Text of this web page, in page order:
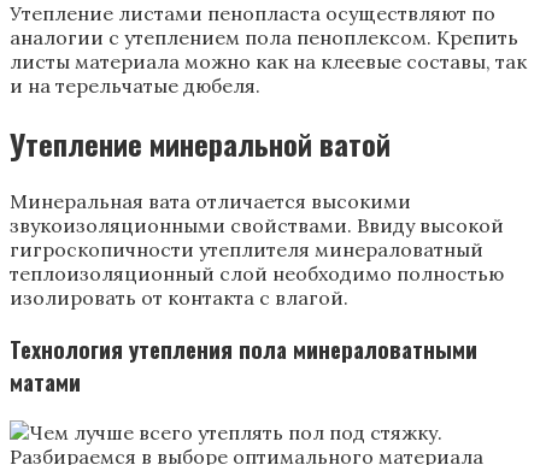
Утепление листами пенопласта осуществляют по
аналогии с утеплением пола пеноплексом. Крепить
листы материала можно как на клеевые составы, так
и на терельчатые дюбеля.
Утепление минеральной ватой
Минеральная вата отличается высокими
звукоизоляционными свойствами. Ввиду высокой
гигроскопичности утеплителя минераловатный
теплоизоляционный слой необходимо полностью
изолировать от контакта с влагой.
Технология утепления пола минераловатными
матами